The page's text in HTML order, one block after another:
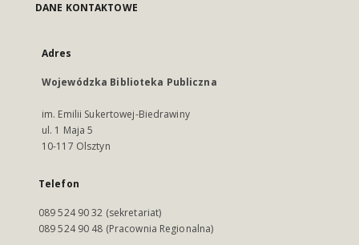
DANE KONTAKTOWE
Adres
Wojewódzka Biblioteka Publiczna
im. Emilii Sukertowej-Biedrawiny
ul. 1 Maja 5
10-117 Olsztyn
Telefon
089 524 90 32 (sekretariat)
089 524 90 48 (Pracownia Regionalna)